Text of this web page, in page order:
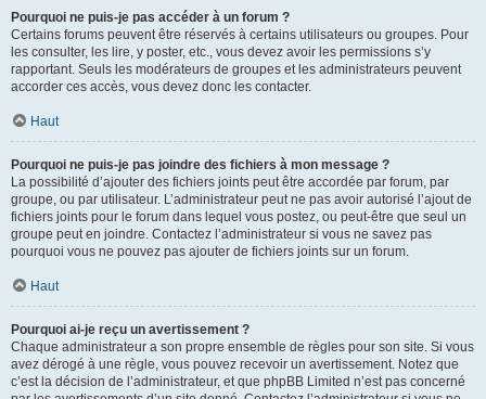
Pourquoi ne puis-je pas accéder à un forum ?
Certains forums peuvent être réservés à certains utilisateurs ou groupes. Pour
les consulter, les lire, y poster, etc., vous devez avoir les permissions s’y
rapportant. Seuls les modérateurs de groupes et les administrateurs peuvent
accorder ces accès, vous devez donc les contacter.
Haut
Pourquoi ne puis-je pas joindre des fichiers à mon message ?
La possibilité d’ajouter des fichiers joints peut être accordée par forum, par
groupe, ou par utilisateur. L’administrateur peut ne pas avoir autorisé l’ajout de
fichiers joints pour le forum dans lequel vous postez, ou peut-être que seul un
groupe peut en joindre. Contactez l’administrateur si vous ne savez pas
pourquoi vous ne pouvez pas ajouter de fichiers joints sur un forum.
Haut
Pourquoi ai-je reçu un avertissement ?
Chaque administrateur a son propre ensemble de règles pour son site. Si vous
avez dérogé à une règle, vous pouvez recevoir un avertissement. Notez que
c’est la décision de l’administrateur, et que phpBB Limited n’est pas concerné